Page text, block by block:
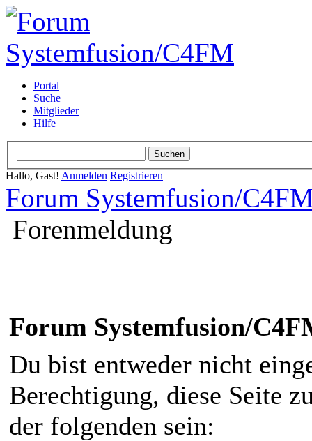
Portal
Suche
Mitglieder
Hilfe
Hallo, Gast! Anmelden Registrieren
Forum Systemfusion/
Forenmeldung
Forum Systemfusion/
Du bist entweder nicht
Berechtigung, diese Seite
der folgenden sein: